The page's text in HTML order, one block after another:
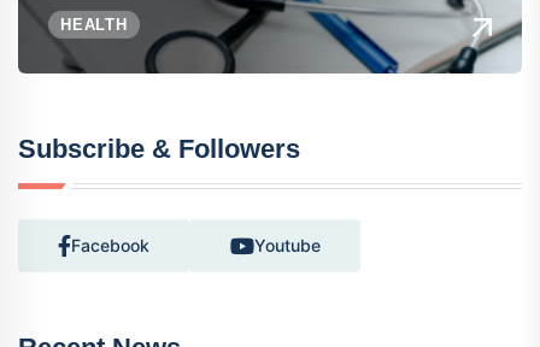
HEALTH
Subscribe & Followers
Facebook Youtube